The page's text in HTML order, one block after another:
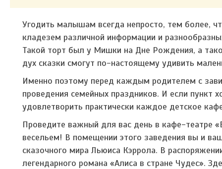
Угодить малышам всегда непросто, тем более,
кладезем различной информации и
Такой торт был у Мишки на Дне Рождения, а
дух сказки смогут по-настоящему удивить
Именно поэтому перед каждым родителем с
проведения семейных праздников. И если пункт
удовлетворить практически каждое детское
Проведите важный для вас день в кафе-театре
весельем! В помещении этого заведения вы и
сказочного мира Льюиса Кэррола. В
легендарного романа «Алиса в стране Чудес».